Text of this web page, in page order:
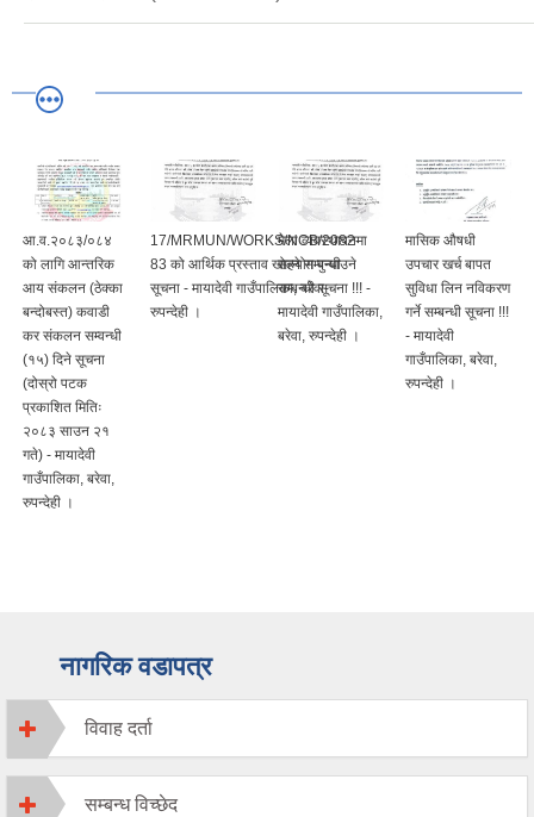
आ.व.२०८३/०८४
को लागि आन्तरिक
आय संकलन (ठेक्का
बन्दोबस्त) कवाडी
कर संकलन सम्वन्धी
(१५) दिने सूचना
(दोस्रो पटक
प्रकाशित मितिः
२०८३ साउन २१
गते) - मायादेवी
गाउँपालिका, बरेवा,
रुपन्देही ।
17/MRMUN/WORKS/NCB/2082-
83 को आर्थिक प्रस्ताव खोल्ने सम्बन्धी
सूचना - मायादेवी गाउँपालिका, बरेवा-
रुपन्देही ।
मेला व्यवस्थापनमा
सहयोग पुऱ्याउने
सम्बन्धी सूचना !!! -
मायादेवी गाउँपालिका,
बरेवा, रुपन्देही ।
मासिक औषधी
उपचार खर्च बापत
सुविधा लिन नविकरण
गर्ने सम्बन्धी सूचना !!!
- मायादेवी
गाउँपालिका, बरेवा,
रुपन्देही ।
नागरिक वडापत्र
विवाह दर्ता
सम्बन्ध विच्छेद